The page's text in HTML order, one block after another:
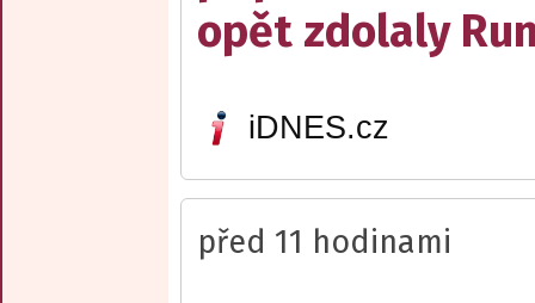
opět zdolaly
iDNES.cz
před 11 hodinami